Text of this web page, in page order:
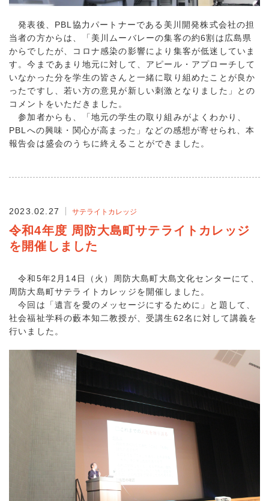
発表後、PBL協力パートナーである美川開発株式会社の担
当者の方からは、「美川ムーバレーの集客の約6割は広島県
からでしたが、コロナ感染の影響により集客が低迷していま
す。今まであまり地元に対して、アピール・アプローチして
いなかった分を学生の皆さんと一緒に取り組めたことが良か
ったですし、若い方の意見が新しい刺激となりました」との
コメントをいただきました。
参加者からも、「地元の学生の取り組みがよくわかり、
PBLへの興味・関心が高まった」などの感想が寄せられ、本
報告会は盛会のうちに終えることができました。
2023.02.27 サテライトカレッジ
令和4年度 周防大島町サテライトカレッジ
を開催しました
令和5年2月14日（火）周防大島町大島文化センターにて、
周防大島町サテライトカレッジを開催しました。
今回は「遺言を愛のメッセージにするために」と題して、
社会福祉学科の藪本知二教授が、受講生62名に対して講義を
行いました。